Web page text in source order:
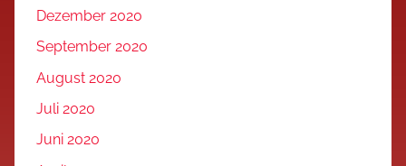
Dezember 2020
September 2020
August 2020
Juli 2020
Juni 2020